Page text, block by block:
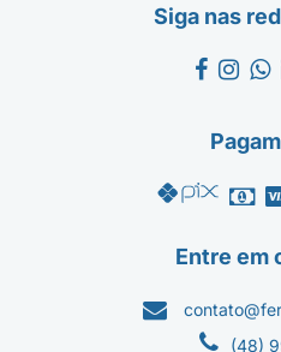
Siga nas
Entre em
(48)